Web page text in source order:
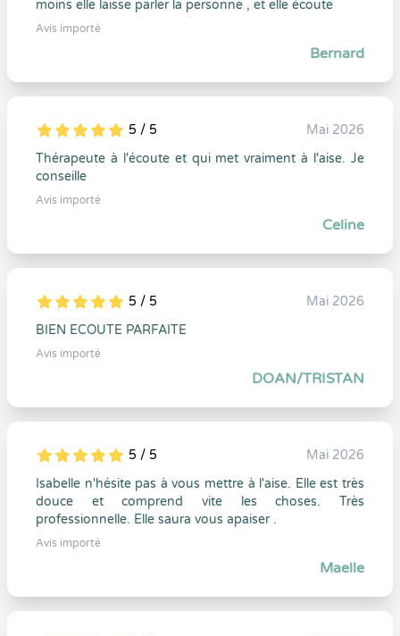
moins elle laisse parler la personne , et elle écoute
Avis importé
Bernard
5
1
5
0 5 / 5
Mai 2026
Thérapeute à l'écoute et qui met vraiment à l'aise. Je
conseille
Avis importé
Celine
5
1
5
0 5 / 5
Mai 2026
BIEN ECOUTE PARFAITE
Avis importé
DOAN/TRISTAN
5
1
5
0 5 / 5
Mai 2026
Isabelle n'hésite pas à vous mettre à l'aise. Elle est très
douce et comprend vite les choses. Très
professionnelle. Elle saura vous apaiser .
Avis importé
Maelle